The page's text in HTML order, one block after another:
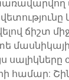
ճիշտ
սալիկները
համար: